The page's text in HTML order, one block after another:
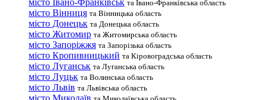
місто Івано-Франківськ та Івано-Франківська область
місто Вінниця та Вінницька область
місто Донецьк та Донецька область
місто Житомир та Житомирська область
місто Запоріжжя та Запорізька область
місто Кропивницький та Кіровоградська область
місто Луганськ та Луганська область
місто Луцьк та Волинська область
місто Львів та Львівська область
місто Миколаїв